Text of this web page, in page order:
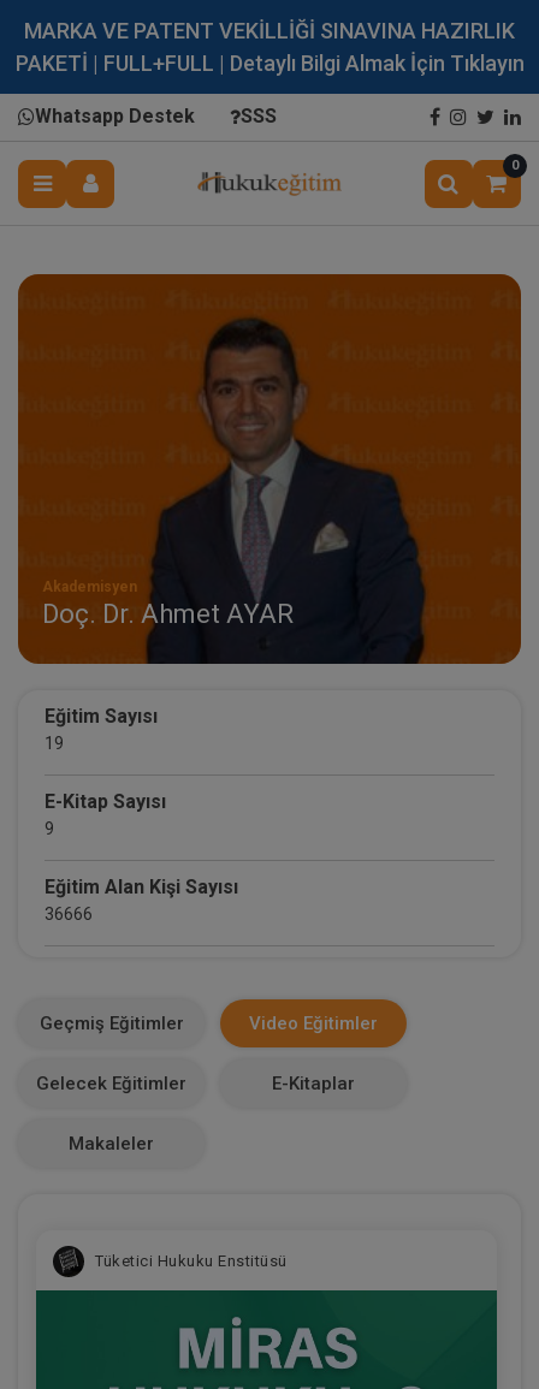
MARKA VE PATENT VEKİLLİĞİ SINAVINA HAZIRLIK
PAKETİ | FULL+FULL | Detaylı Bilgi Almak İçin Tıklayın
Whatsapp Destek SSS
0
Akademisyen
Doç. Dr. Ahmet AYAR
Eğitim Sayısı
19
E-Kitap Sayısı
9
Eğitim Alan Kişi Sayısı
36666
0
Geçmiş Eğitimler Video Eğitimler
Gelecek Eğitimler E-Kitaplar
Makaleler
Tüketici Hukuku Enstitüsü